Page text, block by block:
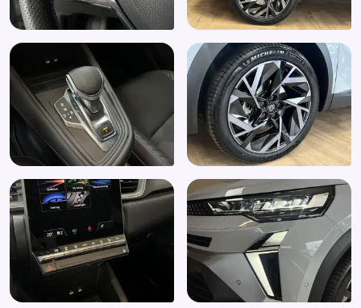
Passagiersstoel in hoogte verstelbaar
Regensensor
Rijstrooksensor met correctie
Sfeerverlichting
Speciale kleur
Spraakbediening
Stuurbekrachtiging snelheidsafhankelijk
Stuur leder
Stuur verstelbaar
Uitparkeer waarschuwing
Uitstap waarschuwing
Vermoeidheids herkenning
Volledig digitaal instrumentenpaneel
Zomerbanden